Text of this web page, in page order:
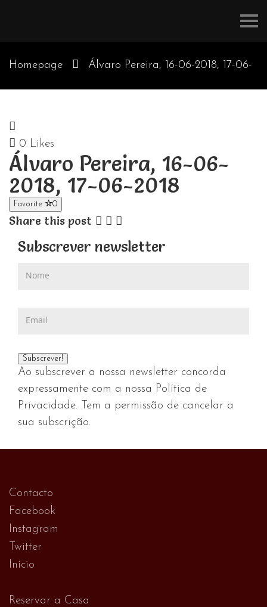
Homepage Álvaro Pereira, 16-06-2018, 17-06-
0 Likes
Álvaro Pereira, 16-06-
2018, 17-06-2018
Favorite 0
Share this post
Subscrever newsletter
Ao subscrever a nossa newsletter concorda
expressamente com a nossa Política de
Privacidade. Tem a permissão de cancelar a
sua subscrição.
Contacto
Facebook
Instagram
Twitter
Início
Reservar a Casa